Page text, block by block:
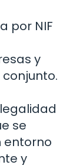
por NIF
y
se
entorno
y